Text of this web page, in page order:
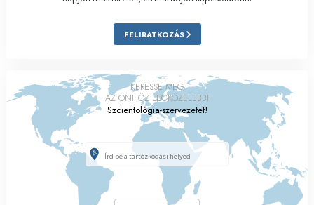
FELIRATKOZÁS
KERESSE MEG
AZ ÖNHÖZ LEGKÖZELEBBI
Szcientológia-szervezetet!